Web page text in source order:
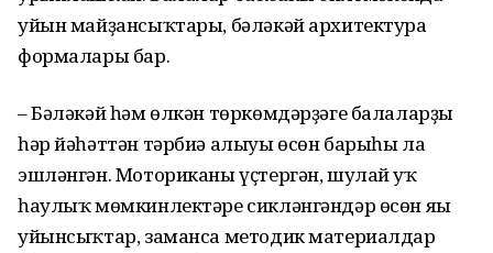
уйын майҙансыҡтары, бәләкәй архитектура
формалары бар.
– Бәләкәй һәм өлкән төркөмдәрҙәге балаларҙың
һәр йәһәттән тәрбиә алыуы өсөн барыһы ла
эшләнгән. Моториканы үҫтергән, шулай уҡ
һаулыҡ мөмкинлектәре сикләнгәндәр өсөн яңы
уйынсыҡтар, заманса методик материалдар